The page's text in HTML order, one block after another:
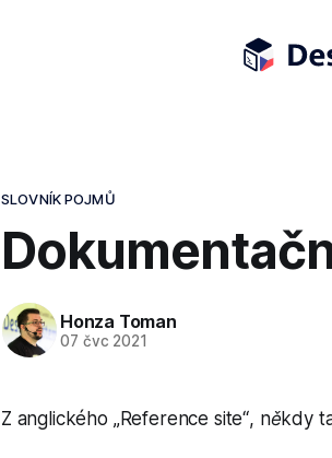
SLOVNÍK POJMŮ
Honza Toman
07 čvc 2021
Z anglického „Reference site“, někdy